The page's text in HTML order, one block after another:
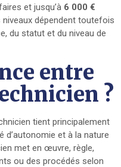
et jusqu’à 6 000 €
niveaux dépendent toutefois
du statut et du niveau de
entre
?
tient principalement
d’autonomie et à la nature
met en œuvre, règle,
ou des procédés selon